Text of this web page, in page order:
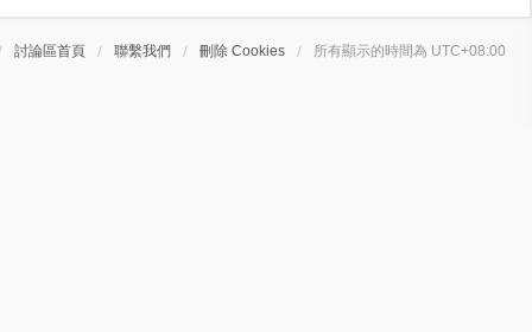
討論區首頁 聯繫我們 刪除 Cookies 所有顯示的時間為 UTC+08:00